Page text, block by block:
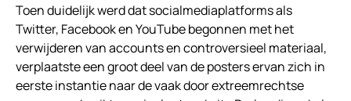
Toen duidelijk werd dat socialmediaplatforms als
Twitter, Facebook en YouTube begonnen met het
verwijderen van accounts en controversieel materiaal,
verplaatste een groot deel van de posters ervan zich in
eerste instantie naar de vaak door extreemrechtse